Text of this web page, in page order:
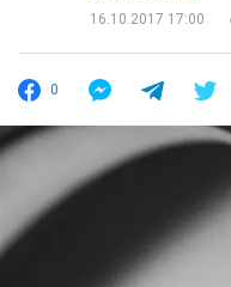
16.10.2017 17:00
0